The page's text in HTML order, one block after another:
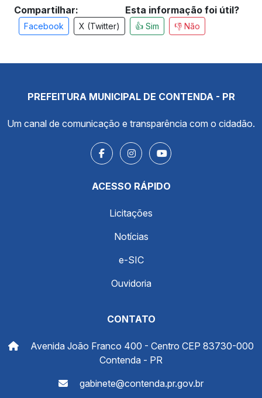
Compartilhar:
Facebook X (Twitter)
Esta informação foi útil?
👍 Sim 👎 Não
PREFEITURA MUNICIPAL DE CONTENDA - PR
Um canal de comunicação e transparência com o cidadão.
ACESSO RÁPIDO
Licitações
Notícias
e-SIC
Ouvidoria
CONTATO
Avenida João Franco 400 - Centro CEP 83730-000
Contenda - PR
gabinete@contenda.pr.gov.br